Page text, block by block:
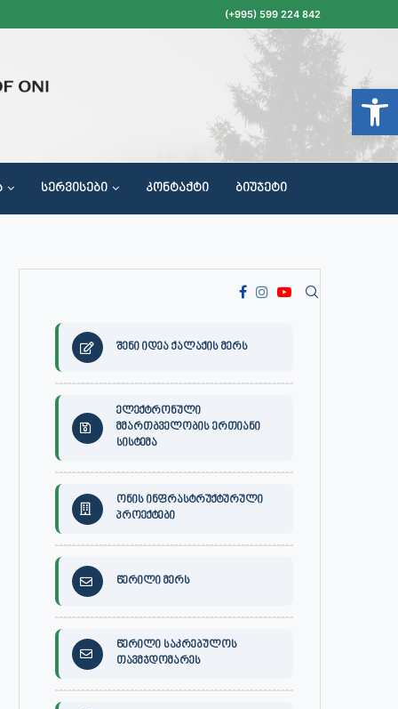
(+995) 599 224 842
ᲡᲔᲠᲕᲘᲡᲔᲑᲘ ᲙᲝᲜᲢᲐᲥᲢᲘ ᲑᲘᲣᲯᲔᲢᲘ
შენი იდეა ქალაქის მერს
ელექტრონული
მმართბველობის ერთიანი
სისტემა
ონის ინფრასტრუქტურული
პროექტები
წერილი მერს
წერილი საკრებულოს
თავმჯდომარეს